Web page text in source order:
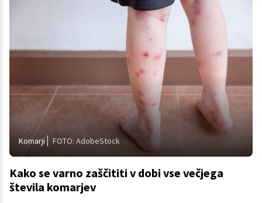
Komarji FOTO: AdobeStock
Kako se varno zaščititi v dobi vse večjega
števila komarjev